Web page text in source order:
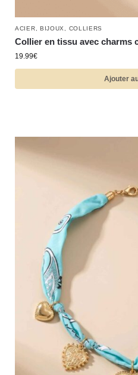
ACIER BIJOUX COLLIERS
Collier en tissu avec charms
19.99€
Ajouter